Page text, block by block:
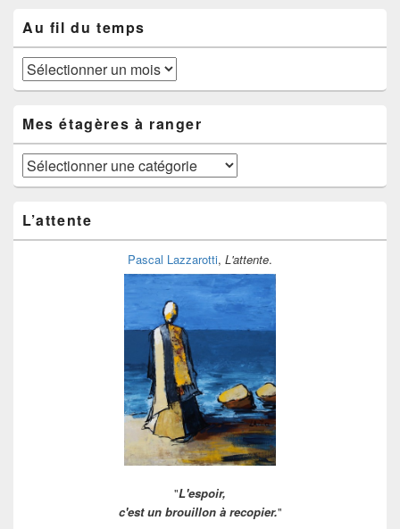
Au fil du temps
Au
fil
temps
Mes étagères à ranger
Mes
étagères
ranger
L’attente
Pascal Lazzarotti, L'attente.
"L'espoir,
c'est un brouillon à recopier."